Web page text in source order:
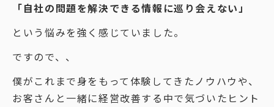
「自社の問題を解決できる情報に巡り会えない」
という悩みを強く感じていました。
ですので、、
僕がこれまで身をもって体験してきたノウハウや、
お客さんと一緒に経営改善する中で気づいたヒント